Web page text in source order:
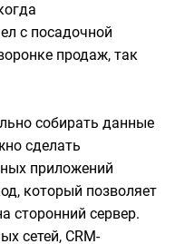
с посадочной
продаж, так
собирать данные
сделать
приложений
который позволяет
сторонний сервер.
сетей, CRM-